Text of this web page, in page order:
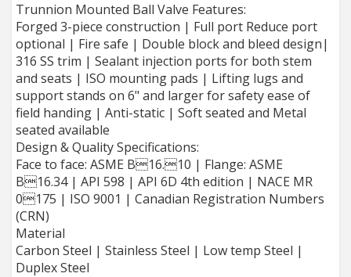
Trunnion Mounted Ball Valve Features:
Forged 3-piece construction | Full port Reduce port
optional | Fire safe | Double block and bleed design|
316 SS trim | Sealant injection ports for both stem
and seats | ISO mounting pads | Lifting lugs and
support stands on 6" and larger for safety ease of
field handing | Anti-static | Soft seated and Metal
seated available
Design & Quality Specifications:
Face to face: ASME B16.10 | Flange: ASME
B16.34 | API 598 | API 6D 4th edition | NACE MR
0175 | ISO 9001 | Canadian Registration Numbers
(CRN)
Material
Carbon Steel | Stainless Steel | Low temp Steel |
Duplex Steel